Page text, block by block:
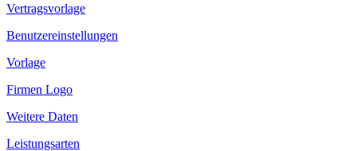
Vertragsvorlage
Benutzereinstellungen
Vorlage
Firmen Logo
Weitere Daten
Leistungsarten